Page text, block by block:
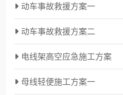
动车事故救援方案一
动车事故救援方案二
电线架高空应急施工方案
母线轻便施工方案一